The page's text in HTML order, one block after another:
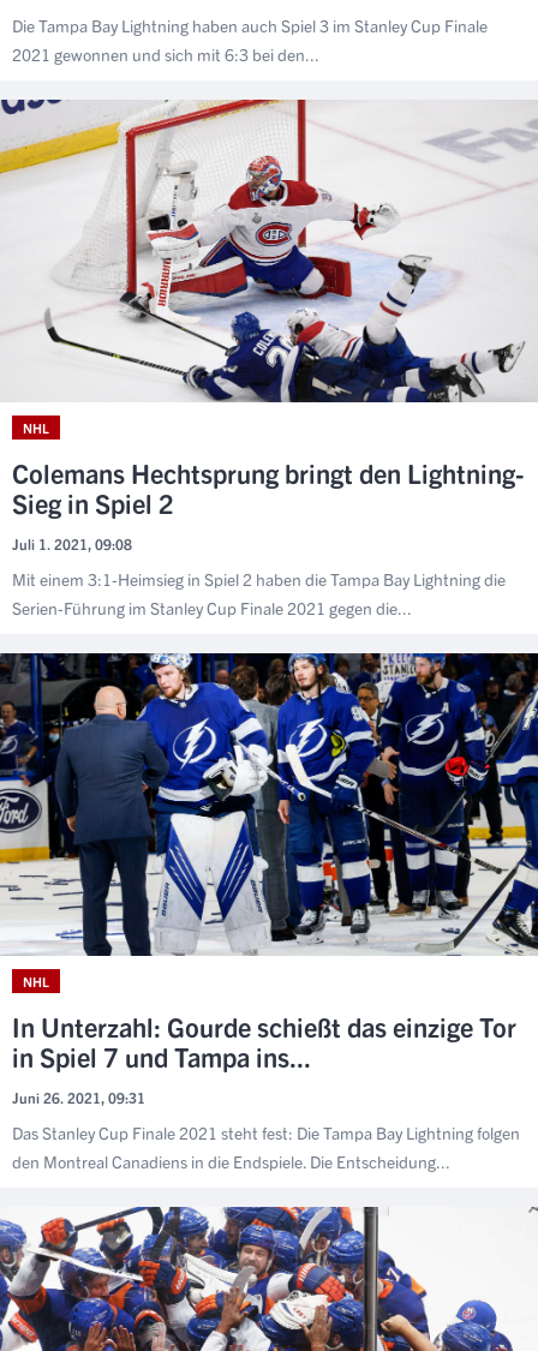
Die Tampa Bay Lightning haben auch Spiel 3 im Stanley Cup Finale
2021 gewonnen und sich mit 6:3 bei den...
NHL
Colemans Hechtsprung bringt den Lightning-
Sieg in Spiel 2
Juli 1. 2021, 09:08
Mit einem 3:1-Heimsieg in Spiel 2 haben die Tampa Bay Lightning die
Serien-Führung im Stanley Cup Finale 2021 gegen die...
NHL
In Unterzahl: Gourde schießt das einzige Tor
in Spiel 7 und Tampa ins...
Juni 26. 2021, 09:31
Das Stanley Cup Finale 2021 steht fest: Die Tampa Bay Lightning folgen
den Montreal Canadiens in die Endspiele. Die Entscheidung...